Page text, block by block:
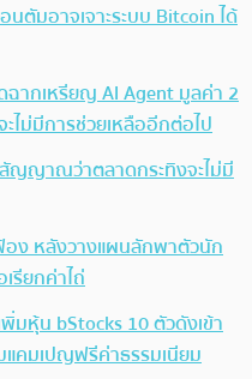
นตัมอาจเจาะระบบ Bitcoin ได้
ากเหรียญ AI Agent มูลค่า 2
ม่มีการช่วยเหลืออีกต่อไป
ญญาณว่าตลาดกระทิงจะไม่มี
ง หลังวางแผนลักพาตัวนัก
รียกค่าไถ่
มหุ้น bStocks 10 ตัวดังเข้า
คมเปญฟรีค่าธรรมเนียม